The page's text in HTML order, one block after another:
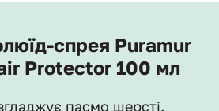
спрея Puramur
Protector 100 мл
пасмо шерсті.